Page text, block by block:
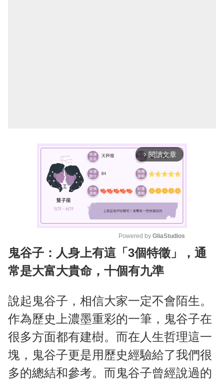
arrow_forward_ios 閱讀文章
M
u
t
Powered by GliaStudios
鬼谷子：人身上有這「3個特徵」，通
常是大富大貴命，十個有九準
說起鬼谷子，相信大家一定不會陌生。
作為歷史上濃墨重彩的一筆，鬼谷子在
很多方面都有建樹。而在人生哲理這一
塊，鬼谷子更是用歷史經驗給了我們很
多的總結和參考。而鬼谷子曾經說過的